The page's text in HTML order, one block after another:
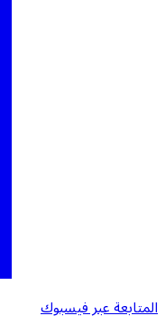
المتابعة عبر فيسبوك